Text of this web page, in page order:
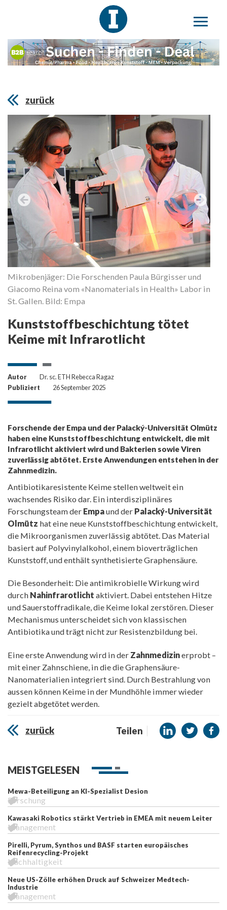
zurück
Mikrobenjäger: Die Forschenden Paula Bürgisser und
Giacomo Reina vom «Nanomaterials in Health» Labor in
St. Gallen. Bild: Empa
Kunststoffbeschichtung tötet
Keime mit Infrarotlicht
Autor
Dr. sc. ETH Rebecca Ragaz
Publiziert
26 September 2025
Forschende der Empa und der Palacký-Universität Olmütz
haben eine Kunststoffbeschichtung entwickelt, die mit
Infrarotlicht aktiviert wird und Bakterien sowie Viren
zuverlässig abtötet. Erste Anwendungen entstehen in der
Zahnmedizin.
Antibiotikaresistente Keime stellen weltweit ein
wachsendes Risiko dar. Ein interdisziplinäres
Forschungsteam der Empaund der Palacký-Universität
Olmütz hat eine neue Kunststoffbeschichtung entwickelt,
die Mikroorganismen zuverlässig abtötet. Das Material
basiert auf Polyvinylalkohol, einem bioverträglichen
Kunststoff, und enthält synthetisierte Graphensäure.
Die Besonderheit: Die antimikrobielle Wirkung wird
durch Nahinfrarotlicht aktiviert. Dabei entstehen Hitze
und Sauerstoffradikale, die Keime lokal zerstören. Dieser
Mechanismus unterscheidet sich von klassischen
Antibiotika und trägt nicht zur Resistenzbildung bei.
Eine erste Anwendung wird in der Zahnmedizinerprobt –
mit einer Zahnschiene, in die die Graphensäure-
Nanomaterialien integriert sind. Durch Bestrahlung von
aussen können Keime in der Mundhöhle immer wieder
gezielt abgetötet werden.
zurück Teilen
MEISTGELESEN
Mewa-Beteiligung an KI-Spezialist Desion
Forschung
Kawasaki Robotics stärkt Vertrieb in EMEA mit neuem Leiter
Management
Pirelli, Pyrum, Synthos und BASF starten europäisches
Reifenrecycling-Projekt
Nachhaltigkeit
Neue US-Zölle erhöhen Druck auf Schweizer Medtech-
Industrie
Management